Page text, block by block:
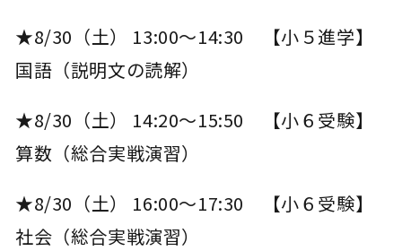
★8/30（土） 13:00～14:30 【小５進学】
国語（説明文の読解）
★8/30（土） 14:20～15:50 【小６受験】
算数（総合実戦演習）
★8/30（土） 16:00～17:30 【小６受験】
社会（総合実戦演習）